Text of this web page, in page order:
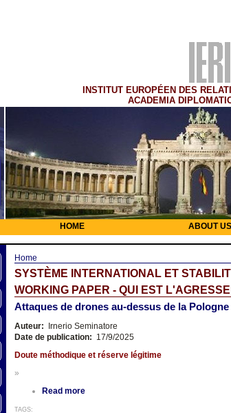
INSTITUT EUROPÉEN DES
ACADEMIA
HOME ABOUT US
Home
SYSTÈME INTERNATIONAL ET
WORKING PAPER - QUI EST
Attaques de drones au-dessus de la
Auteur: Irnerio Seminatore
Date de publication: 17/9/2025
Doute méthodique et réserve légitime
»
Read more
TAGS: